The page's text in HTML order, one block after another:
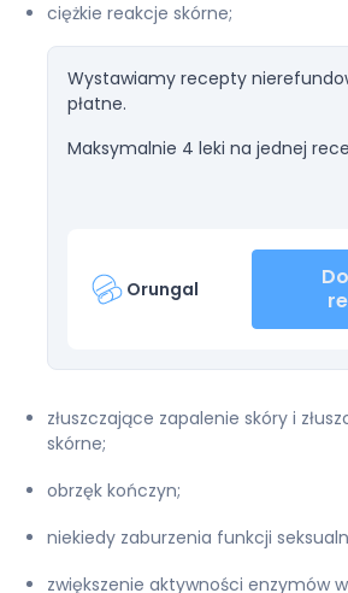
ciężkie reakcje skórne;
Wystawiamy recepty
płatne.
Maksymalnie 4 leki na jednej
Orungal
złuszczające zapalenie skóry i
skórne;
obrzęk kończyn;
niekiedy zaburzenia funkcji
zwiększenie aktywności enzymów